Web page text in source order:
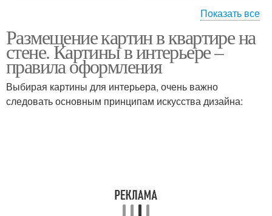
Одинаковые картины Картины на стену
Показать все
Размещение картин в квартире на
стене. Картины в интерьере –
правила оформления
Выбирая картины для интерьера, очень важно
следовать основным принципам искусства дизайна: